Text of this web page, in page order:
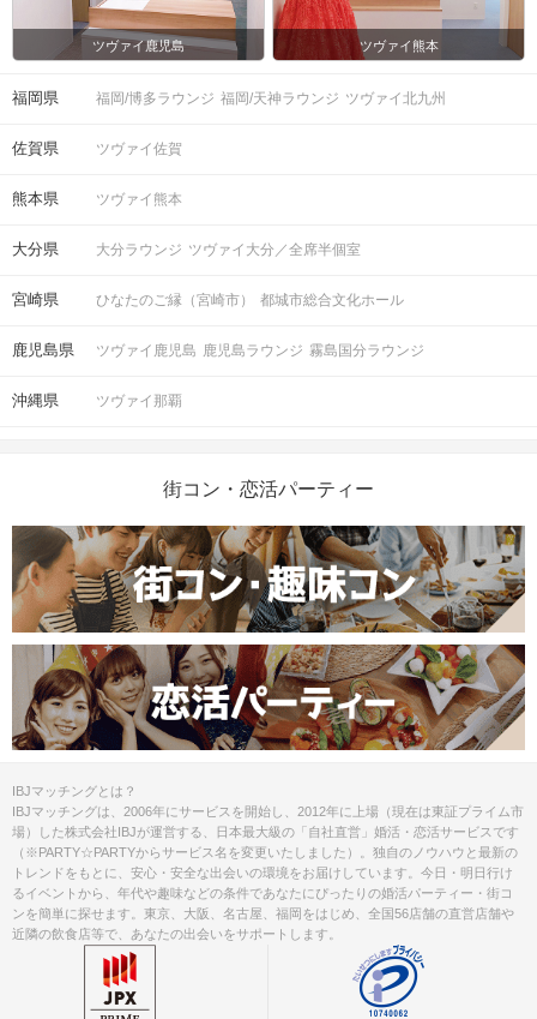
ツヴァイ鹿児島 ツヴァイ熊本
福岡県 福岡/博多ラウンジ 福岡/天神ラウンジ ツヴァイ北九州
佐賀県 ツヴァイ佐賀
熊本県 ツヴァイ熊本
大分県 大分ラウンジ ツヴァイ大分／全席半個室
宮崎県 ひなたのご縁（宮崎市） 都城市総合文化ホール
鹿児島県 ツヴァイ鹿児島 鹿児島ラウンジ 霧島国分ラウンジ
沖縄県 ツヴァイ那覇
街コン・恋活パーティー
IBJマッチングとは？
IBJマッチングは、2006年にサービスを開始し、2012年に上場（現在は東証プライム市
場）した株式会社IBJが運営する、日本最大級の「自社直営」婚活・恋活サービスです
（※PARTY☆PARTYからサービス名を変更いたしました）。独自のノウハウと最新の
トレンドをもとに、安心・安全な出会いの環境をお届けしています。今日・明日行け
るイベントから、年代や趣味などの条件であなたにぴったりの婚活パーティー・街コ
ンを簡単に探せます。東京、大阪、名古屋、福岡をはじめ、全国56店舗の直営店舗や
近隣の飲食店等で、あなたの出会いをサポートします。